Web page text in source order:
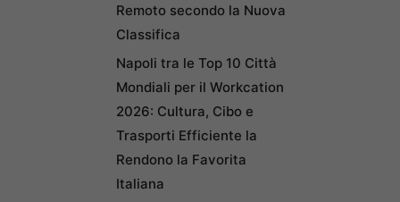
Remoto secondo la Nuova
Classifica
Napoli tra le Top 10 Città
Mondiali per il Workcation
2026: Cultura, Cibo e
Trasporti Efficiente la
Rendono la Favorita
Italiana